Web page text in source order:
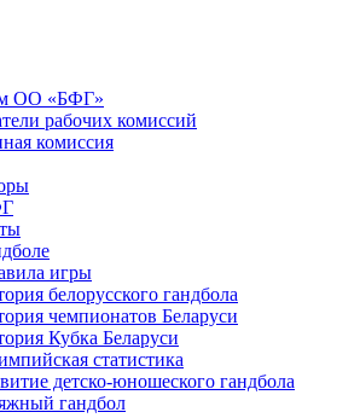
ОО «БФГ»
рабочих комиссий
комиссия
игры
белорусского гандбола
чемпионатов Беларуси
Кубка Беларуси
статистика
детско-юношеского гандбола
гандбол